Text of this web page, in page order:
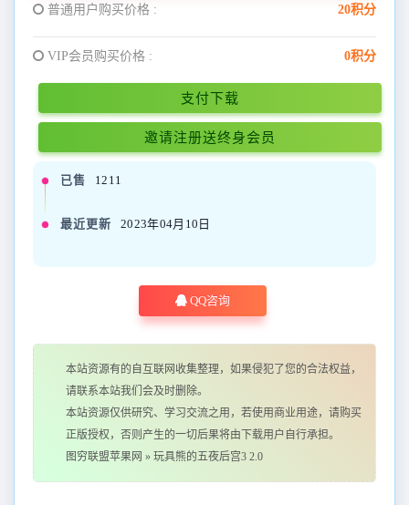
普通用户购买价格 : 20积分
VIP会员购买价格 : 0积分
支付下载
邀请注册送终身会员
已售 1211
最近更新 2023年04月10日
QQ咨询
本站资源有的自互联网收集整理，如果侵犯了您的合法权益，
请联系本站我们会及时删除。
本站资源仅供研究、学习交流之用，若使用商业用途，请购买
正版授权，否则产生的一切后果将由下载用户自行承担。
图穷联盟苹果网 » 玩具熊的五夜后宫3 2.0